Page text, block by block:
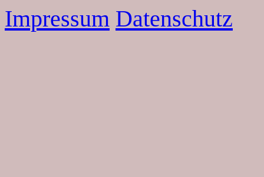
Impressum Datenschutz